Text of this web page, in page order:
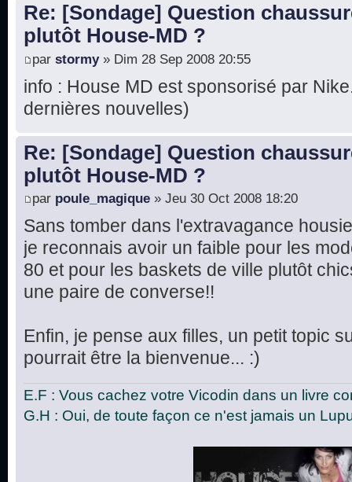
Re: [Sondage] Question
plutôt House-MD ?
par stormy» Dim 28 Sep 2008 20:55
info : House MD est sponsorisé par
dernières nouvelles)
Re: [Sondage] Question
plutôt House-MD ?
par poule_magique » Jeu 30 Oct 2008 18:20
Sans tomber dans l'extravagance
je reconnais avoir un faible pour les
80 et pour les baskets de ville plutôt
une paire de converse!!
Enfin, je pense aux filles, un petit topic
pourrait être la bienvenue... :)
E.F : Vous cachez votre Vicodin dans un livre
G.H : Oui, de toute façon ce n'est jamais un